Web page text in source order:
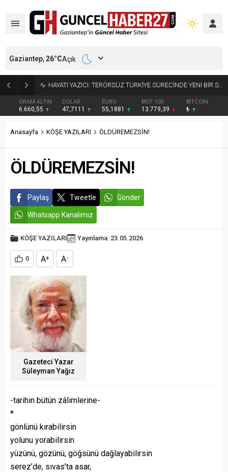
JANDARMADAN KAÇAK KAZIYA SUÇÜSTÜ
GRAM ALTIN
6.660,55
DOLAR
47,7111
EURO
55,1881
BIST 100
13.779,39
BITCOIN
₺
Gaziantep, 26°CAçık
Anasayfa KÖŞE YAZILARI ÖLDÜREMEZSİN!
ÖLDÜREMEZSİN!
Paylaş Tweetle Gönder
Whatsapp Kanalımız
KÖŞE YAZILARI Yayınlama: 23.05.2026
0 A+ A-
Gazeteci Yazar
Süleyman Yağız
-tarihin bütün zâlimlerine-
*
gönlünü kırabilirsin
yolunu yorabilirsin
yüzünü, gözünü, göğsünü dağlayabilirsin
serez’de, sıvas’ta asar,